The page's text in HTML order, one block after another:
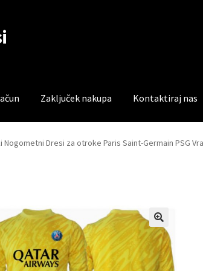
Zaključek nakupa Kontaktiraj nas
Trgovina Zaključek nakupa
Nogometni Dresi za otroke Paris Saint-Germain PSG